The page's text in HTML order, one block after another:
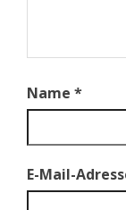
Name *
E-Mail-